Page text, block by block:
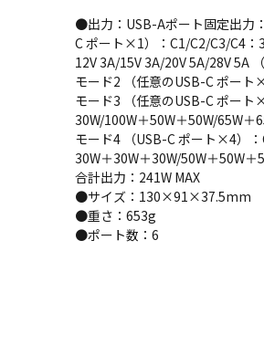
●出力：USB-Aポート固定出力
C ポート×1）：C1/C2/C3/C4：
12V 3A/15V 3A/20V 5A/28V 5A （
モード2 （任意のUSB-C ポート
モード3 （任意のUSB-C ポート
30W/100W＋50W＋50W/65W＋
モード4 （USB-C ポート×4）
30W＋30W＋30W/50W＋50W＋
合計出力：241W MAX
●サイズ：130×91×37.5mm
●重さ：653g
●ポート数：6